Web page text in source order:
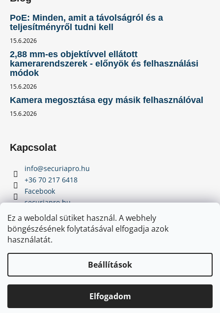
Ez a weboldal sütiket használ. A webhely
böngészésének folytatásával elfogadja azok
használatát.
Beállítások
Elfogadom
PoE: Minden, amit a távolságról és a
teljesítményről tudni kell
15.6.2026
2,88 mm-es objektívvel ellátott
kamerarendszerek - előnyök és felhasználási
módok
15.6.2026
Kamera megosztása egy másik felhasználóval
15.6.2026
Kapcsolat
info@securiapro.hu
+36 70 217 6418
Facebook
securiapro.hu
Youtube
SecuriaPro.hu. Minden jog fenntartva.